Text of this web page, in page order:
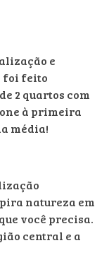
e
foi feito
2 quartos com
à primeira
média!
natureza em
você precisa.
central e a